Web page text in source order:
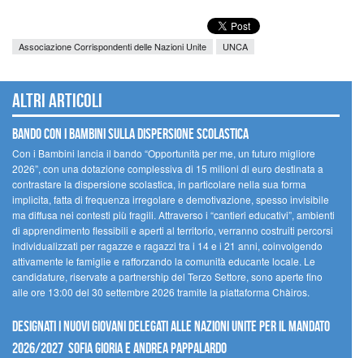
Associazione Corrispondenti delle Nazioni Unite UNCA
Altri articoli
Bando Con i Bambini sulla dispersione scolastica
Con i Bambini lancia il bando “Opportunità per me, un futuro migliore
2026”, con una dotazione complessiva di 15 milioni di euro destinata a
contrastare la dispersione scolastica, in particolare nella sua forma
implicita, fatta di frequenza irregolare e demotivazione, spesso invisibile
ma diffusa nei contesti più fragili. Attraverso i “cantieri educativi”, ambienti
di apprendimento flessibili e aperti al territorio, verranno costruiti percorsi
individualizzati per ragazze e ragazzi tra i 14 e i 21 anni, coinvolgendo
attivamente le famiglie e rafforzando la comunità educante locale. Le
candidature, riservate a partnership del Terzo Settore, sono aperte fino
alle ore 13:00 del 30 settembre 2026 tramite la piattaforma Chàiros.
Designati i nuovi Giovani Delegati alle Nazioni Unite per il mandato
2026/2027 Sofia Gioria e Andrea Pappalardo